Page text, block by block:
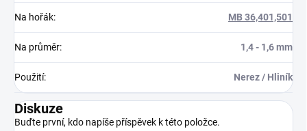
Na hořák: MB 36,401,501
Na průměr: 1,4 - 1,6 mm
Použití: Nerez / Hliník
Diskuze
Buďte první, kdo napíše příspěvek k této položce.